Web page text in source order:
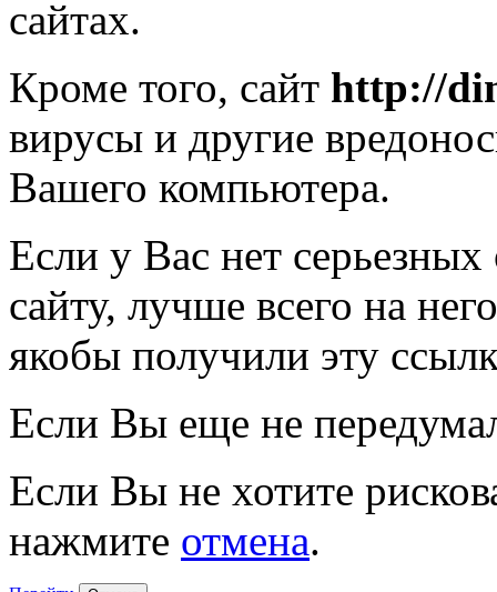
сайтах.
Кроме того, сайт http://
вирусы и другие
Вашего компьютера.
Если у Вас нет
сайту, лучше всего на
якобы получили эту
Если Вы еще не
Если Вы не хотите
нажмите отмена.